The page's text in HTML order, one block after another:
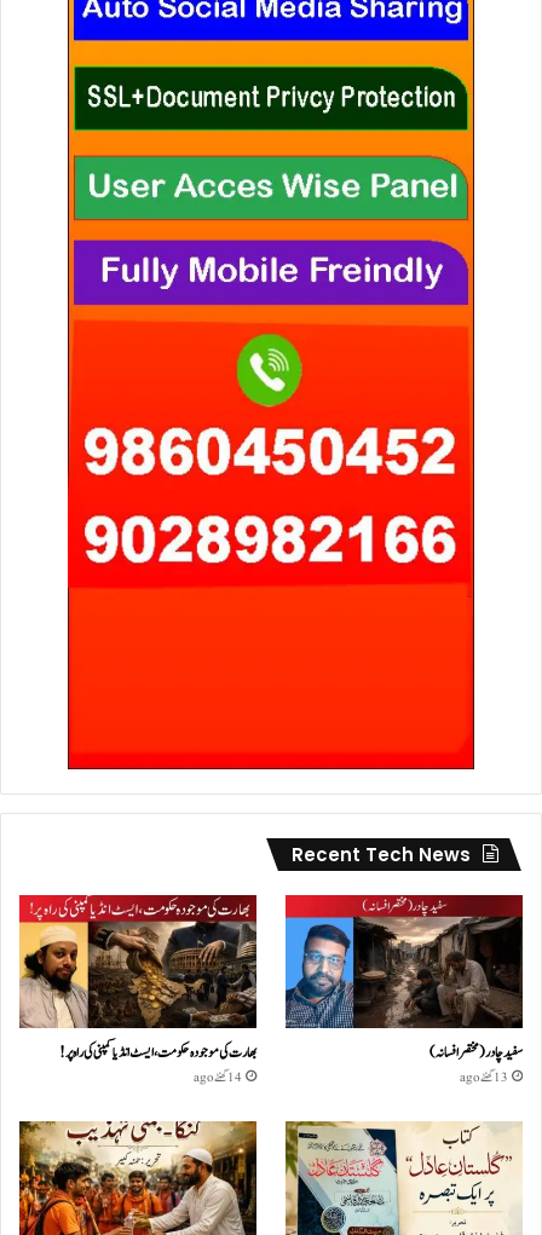
Recent Tech News
سفید چادر( مختصر افسانہ)
13 گھنٹے ago
بھارت کی موجودہ حکومت،ایسٹ انڈیا کمپنی کی راہ پر!
14 گھنٹے ago